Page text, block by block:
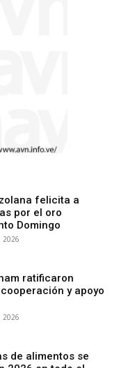
felicita a
por el oro
Domingo
2026
ratificaron
y apoyo
2026
de alimentos se